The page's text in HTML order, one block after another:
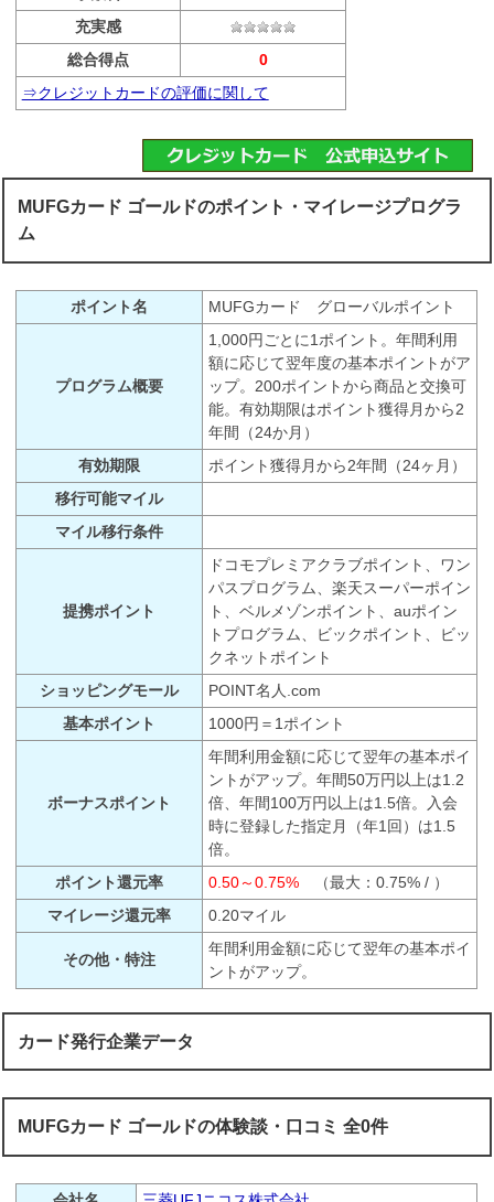
充実感
総合得点
0
⇒クレジットカードの評価に関して
MUFGカード ゴールドのポイント・マイレージプログラ
ム
ポイント名 MUFGカード グローバルポイント
プログラム概要
1,000円ごとに1ポイント。年間利用
額に応じて翌年度の基本ポイントがア
ップ。200ポイントから商品と交換可
能。有効期限はポイント獲得月から2
年間（24か月）
有効期限
ポイント獲得月から2年間（24ヶ月）
移行可能マイル
マイル移行条件
提携ポイント
ドコモプレミアクラブポイント、ワン
パスプログラム、楽天スーパーポイン
ト、ベルメゾンポイント、auポイン
トプログラム、ビックポイント、ビッ
クネットポイント
ショッピングモール
POINT名人.com
基本ポイント
1000円＝1ポイント
ボーナスポイント
年間利用金額に応じて翌年の基本ポイ
ントがアップ。年間50万円以上は1.2
倍、年間100万円以上は1.5倍。入会
時に登録した指定月（年1回）は1.5
倍。
ポイント還元率
0.50～0.75%（最大：0.75% / ）
マイレージ還元率
0.20マイル
その他・特注
年間利用金額に応じて翌年の基本ポイ
ントがアップ。
カード発行企業データ
MUFGカード ゴールドの体験談・口コミ 全0件